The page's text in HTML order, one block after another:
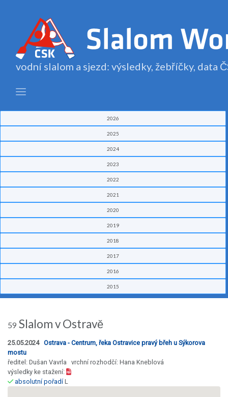
vodní slalom a sjezd: výsledky, žebříčky, data
2026
2025
2024
2023
2022
2021
2020
2019
2018
2017
2016
2015
59 Slalom v Ostravě
25.05.2024 Ostrava - Centrum, řeka Ostravice pravý břeh u Sýkorova
mostu
ředitel: Dušan Vavrla vrchní rozhodčí: Hana Kneblová
výsledky ke stažení:
absolutní pořadíL